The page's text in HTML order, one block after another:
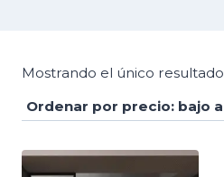
Mostrando el único resultado